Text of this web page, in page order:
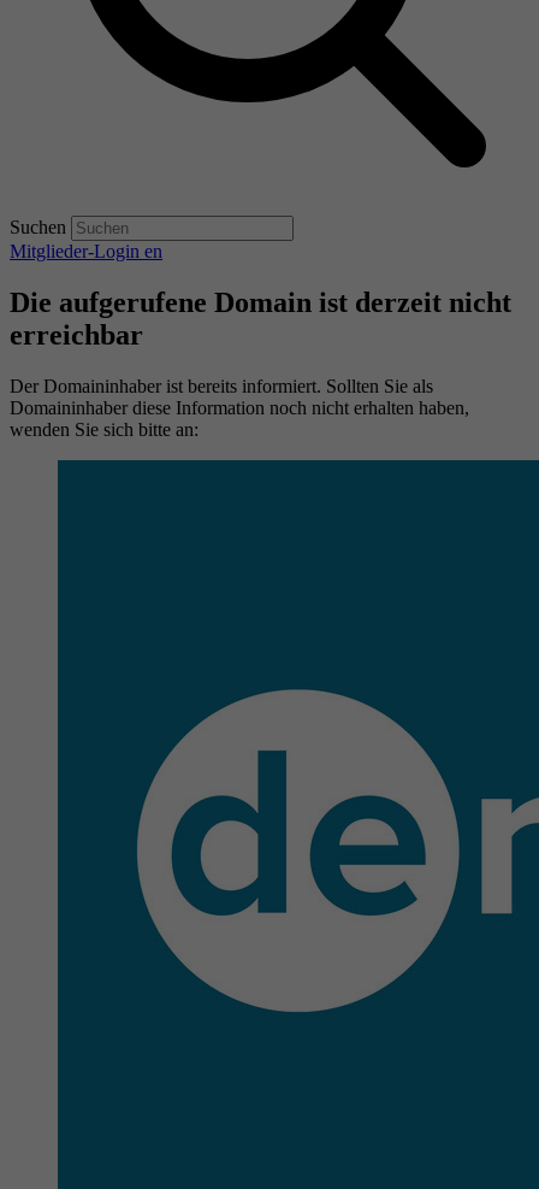
Suchen
Mitglieder-Login en
Die aufgerufene Domain ist derzeit nicht
erreichbar
Der Domaininhaber ist bereits informiert. Sollten Sie als
Domaininhaber diese Information noch nicht erhalten haben,
wenden Sie sich bitte an: